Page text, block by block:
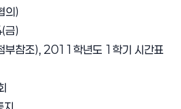
의)
금)
부참조), 2011학년도 1학기 시간표